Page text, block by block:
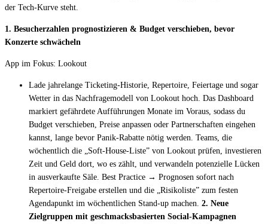
Produkte & Preise vergleichen
Interne Teams
Live Entertainment
Künstleragenturen
Performing Arts
der Tech-Kurve steht.
1. Besucherzahlen prognostizieren & Budget verschieben, bevor
Konzerte schwächeln
App im Fokus: Lookout
Lade jahrelange Ticketing-Historie, Repertoire, Feiertage und sogar
Wetter in das Nachfragemodell von Lookout hoch. Das Dashboard
markiert gefährdete Aufführungen Monate im Voraus, sodass du
Budget verschieben, Preise anpassen oder Partnerschaften eingehen
kannst, lange bevor Panik-Rabatte nötig werden. Teams, die
wöchentlich die „Soft-House-Liste” von Lookout prüfen, investieren
Zeit und Geld dort, wo es zählt, und verwandeln potenzielle Lücken
in ausverkaufte Säle. Best Practice → Prognosen sofort nach
Repertoire-Freigabe erstellen und die „Risikoliste” zum festen
Agendapunkt im wöchentlichen Stand-up machen. 2. Neue
Zielgruppen mit geschmacksbasierten Social-Kampagnen